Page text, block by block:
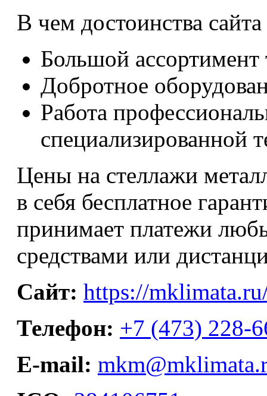
В чем достоинства
Большой
Добротное
Работа
специализированной
Цены на стеллажи
в себя бесплатное
принимает платежи
средствами или
Сайт: https://
Телефон: +7 (473) 228-
E-mail: